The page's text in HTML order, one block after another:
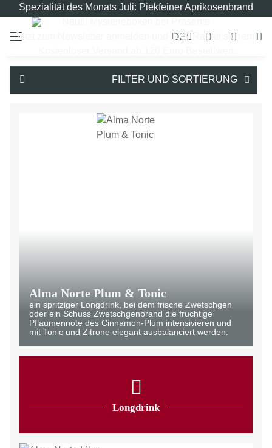
Spezialität des Monats Juli: Piekfeiner Aprikosenbrand
Jetzt zum Newsletter anmelden und 10% Rabatt sichern!
DE
FILTER UND SORTIERUNG
Longdrink
Alma Norte Plum & Tonic
ein spritziger Longdrink, bei dem frische Zwetschgen
oder ein Schuss Zwetschgenbrand die fruchtige
Pflaumennote des Cinnamon-Plum intensivieren und
mit Tonic und Zitrone elegant ausbalanciert werden.